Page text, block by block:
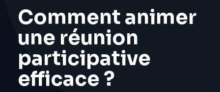
Comment animer
une réunion
participative
efficace ?